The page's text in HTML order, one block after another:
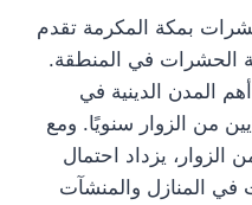
بمكة المكرمة تقدم
الحشرات في المنطقة.
المدن الدينية في
من الزوار سنويًا. ومع
الزوار، يزداد احتمال
في المنازل والمنشآت